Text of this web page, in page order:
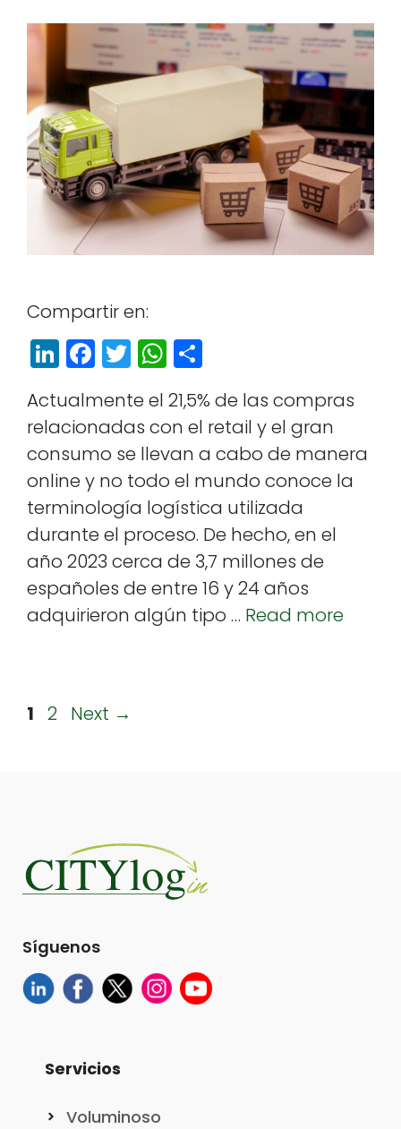
Com­par­tir en:
Li
n
k
e
dI
n
F
a
c
e
b
o
o
k
T
w
itt
e
r
W
h
a
ts
A
p
p
a
r
e
Actual­mente el 21,5% de las com­pras
rela­cionadas con el retail y el gran
con­sumo se lle­van a cabo de man­era
online y no todo el mun­do conoce la
ter­mi­nología logís­ti­ca uti­liza­da
durante el pro­ce­so. De hecho, en el
año 2023 cer­ca de 3,7 mil­lones de
españoles de entre 16 y 24 años
adquirieron algún tipo … Read more
Page
1 Page
2 Next →
Síguenos
Servicios
Voluminoso